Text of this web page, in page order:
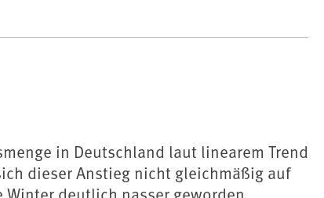
in Deutschland laut linearem Trend
dieser Anstieg nicht gleichmäßig auf
deutlich nasser geworden,